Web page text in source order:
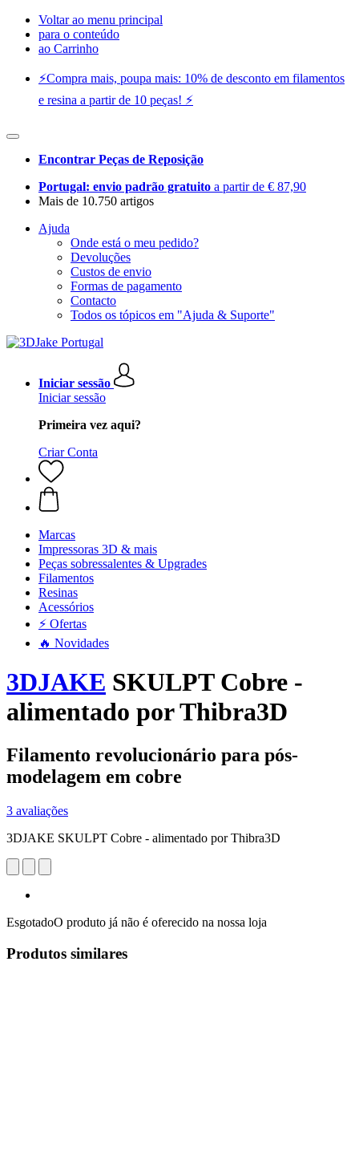
Voltar ao menu principal
para o conteúdo
ao Carrinho
⚡️Compra mais, poupa mais: 10% de desconto em filamentos
e resina a partir de 10 peças! ⚡️
Encontrar Peças de Reposição
Portugal: envio padrão gratuito a partir de € 87,90
Mais de 10.750 artigos
Ajuda
Onde está o meu pedido?
Devoluções
Custos de envio
Formas de pagamento
Contacto
Todos os tópicos em "Ajuda & Suporte"
Iniciar sessão
Iniciar sessão
Primeira vez aqui?
Criar Conta
Marcas
Impressoras 3D & mais
Peças sobressalentes & Upgrades
Filamentos
Resinas
Acessórios
⚡ Ofertas
🔥 Novidades
3DJAKE SKULPT Cobre -
alimentado por Thibra3D
Filamento revolucionário para pós-
modelagem em cobre
3 avaliações
3DJAKE SKULPT Cobre - alimentado por Thibra3D
EsgotadoO produto já não é oferecido na nossa loja
Produtos similares